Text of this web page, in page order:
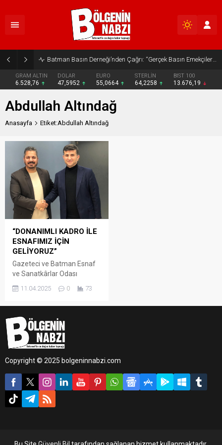
Batman Basın Derneği’nden Çağrı: “Gerçek Basın Emekçileri Desteklenmeli”
GRAM ALTIN
6.528,76
DOLAR
47,5952
EURO
55,0664
STERLİN
64,2258
BIST 100
13.676,19
Abdullah Altındağ
Anasayfa Etiket:Abdullah Altındağ
“DONANIMLI KADRO İLE
ESNAFIMIZ İÇİN
GELİYORUZ”
Gazeteci ve Batman Esnaf
ve Sanatkârlar Odası
Uyanık, yaklaşan seçim
sürdürüyor.
11.04.2025 0 73
Copyright © 2025 bolgeninnabzi.com